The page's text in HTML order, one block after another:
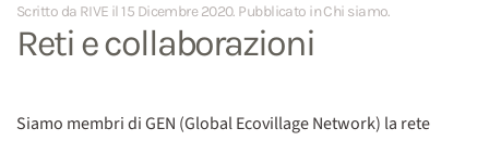
Scritto da RIVE il 15 Dicembre 2020. Pubblicato inChi siamo.
Reti e collaborazioni
Siamo membri di GEN (Global Ecovillage Network) la rete